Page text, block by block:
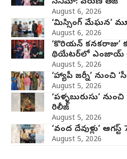
August 6, 2026
‘మిస్సింగ్ మేఘన’
August 6, 2026
‘కొరియన్ కనకరాజు’
థియేటర్‌లో ఎంజాయ్
August 5, 2026
‘హ్యాపీ జర్నీ’ నుంచి
August 5, 2026
‘పళ్ళబురుసు’
రిలీజ్
August 5, 2026
‘వంద దేవుళ్లు’
August 5, 2026